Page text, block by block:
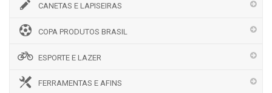
CANETAS E LAPISEIRAS
COPA PRODUTOS BRASIL
ESPORTE E LAZER
FERRAMENTAS E AFINS